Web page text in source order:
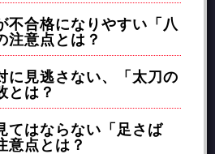
不合格になりやすい「八
注意点とは？
に見逃さない、「太刀の
とは？
てはならない「足さば
意点とは？